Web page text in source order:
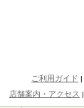
ご利用ガイド |
店舗案内・アクセス |